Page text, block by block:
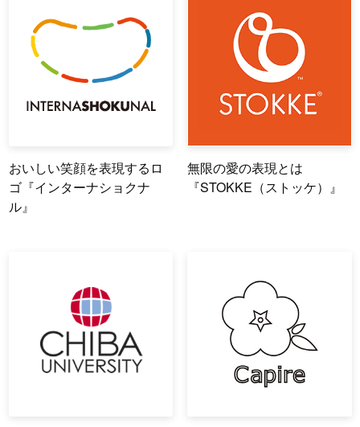
おいしい笑顔を表現するロ
ゴ『インターナショクナ
ル』
無限の愛の表現とは
『STOKKE（ストッケ）』